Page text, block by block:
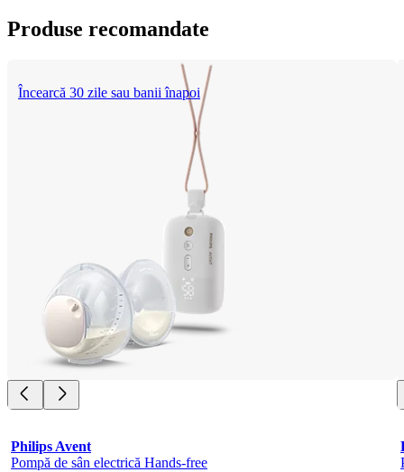
Produse recomandate
Încearcă 30 zile sau banii înapoi
Philips Avent
Pompă de sân electrică Hands-free